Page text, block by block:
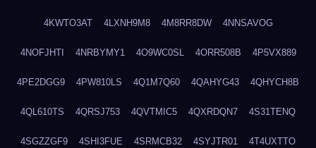
4KWTO3AT 4LXNH9M8 4M8RR8DW 4NNSAVOG
4NOFJHTI 4NRBYMY1 4O9WC0SL 4ORR508B 4P5VX889
4PE2DGG9 4PW810LS 4Q1M7Q60 4QAHYG43 4QHYCH8B
4QL610TS 4QRSJ753 4QVTMIC5 4QXRDQN7 4S31TENQ
4SGZZGF9 4SHI3FUE 4SRMCB32 4SYJTR01 4T4UXTTO